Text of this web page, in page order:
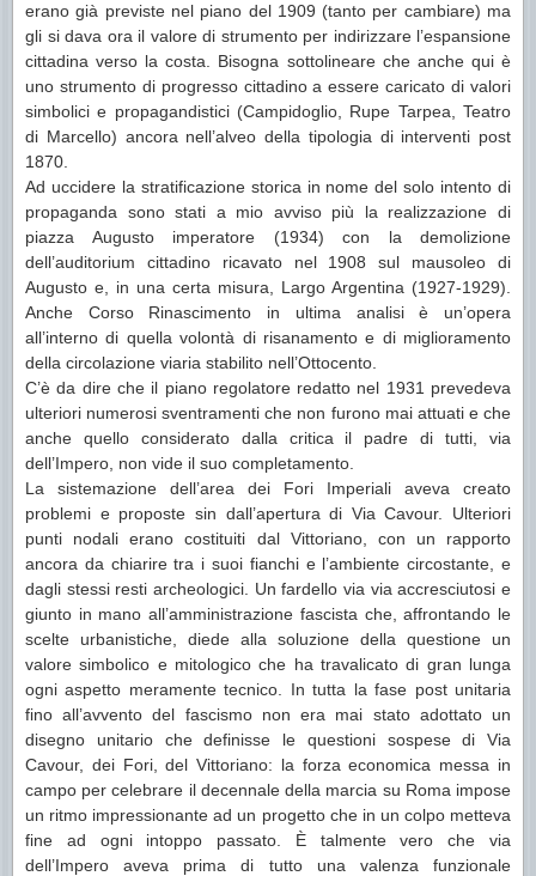
erano già previste nel piano del 1909 (tanto per cambiare) ma
gli si dava ora il valore di strumento per indirizzare l’espansione
cittadina verso la costa. Bisogna sottolineare che anche qui è
uno strumento di progresso cittadino a essere caricato di valori
simbolici e propagandistici (Campidoglio, Rupe Tarpea, Teatro
di Marcello) ancora nell’alveo della tipologia di interventi post
1870.
Ad uccidere la stratificazione storica in nome del solo intento di
propaganda sono stati a mio avviso più la realizzazione di
piazza Augusto imperatore (1934) con la demolizione
dell’auditorium cittadino ricavato nel 1908 sul mausoleo di
Augusto e, in una certa misura, Largo Argentina (1927-1929).
Anche Corso Rinascimento in ultima analisi è un’opera
all’interno di quella volontà di risanamento e di miglioramento
della circolazione viaria stabilito nell’Ottocento.
C’è da dire che il piano regolatore redatto nel 1931 prevedeva
ulteriori numerosi sventramenti che non furono mai attuati e che
anche quello considerato dalla critica il padre di tutti, via
dell’Impero, non vide il suo completamento.
La sistemazione dell’area dei Fori Imperiali aveva creato
problemi e proposte sin dall’apertura di Via Cavour. Ulteriori
punti nodali erano costituiti dal Vittoriano, con un rapporto
ancora da chiarire tra i suoi fianchi e l’ambiente circostante, e
dagli stessi resti archeologici. Un fardello via via accresciutosi e
giunto in mano all’amministrazione fascista che, affrontando le
scelte urbanistiche, diede alla soluzione della questione un
valore simbolico e mitologico che ha travalicato di gran lunga
ogni aspetto meramente tecnico. In tutta la fase post unitaria
fino all’avvento del fascismo non era mai stato adottato un
disegno unitario che definisse le questioni sospese di Via
Cavour, dei Fori, del Vittoriano: la forza economica messa in
campo per celebrare il decennale della marcia su Roma impose
un ritmo impressionante ad un progetto che in un colpo metteva
fine ad ogni intoppo passato. È talmente vero che via
dell’Impero aveva prima di tutto una valenza funzionale